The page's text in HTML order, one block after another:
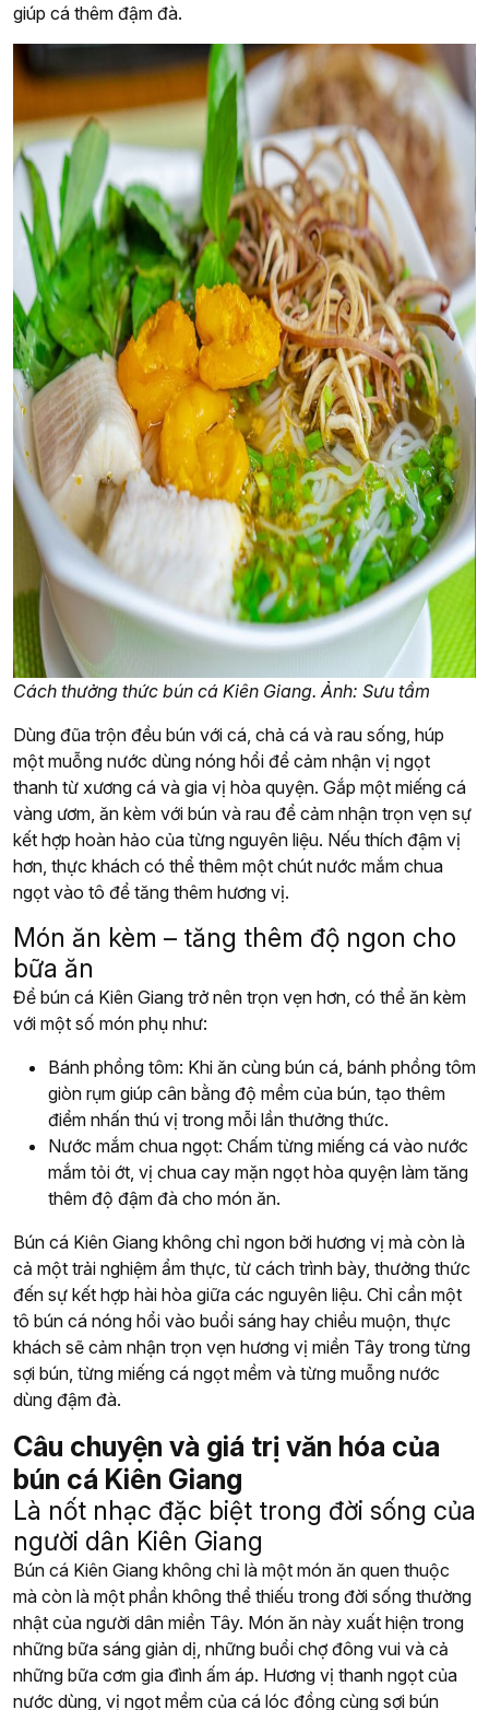
giúp cá thêm đậm đà.
Cách thưởng thức bún cá Kiên Giang. Ảnh: Sưu tầm
Dùng đũa trộn đều bún với cá, chả cá và rau sống, húp
một muỗng nước dùng nóng hổi để cảm nhận vị ngọt
thanh từ xương cá và gia vị hòa quyện. Gắp một miếng cá
vàng ươm, ăn kèm với bún và rau để cảm nhận trọn vẹn sự
kết hợp hoàn hảo của từng nguyên liệu. Nếu thích đậm vị
hơn, thực khách có thể thêm một chút nước mắm chua
ngọt vào tô để tăng thêm hương vị.
Món ăn kèm – tăng thêm độ ngon cho
bữa ăn
Để bún cá Kiên Giang trở nên trọn vẹn hơn, có thể ăn kèm
với một số món phụ như:
Bánh phồng tôm: Khi ăn cùng bún cá, bánh phồng tôm
giòn rụm giúp cân bằng độ mềm của bún, tạo thêm
điểm nhấn thú vị trong mỗi lần thưởng thức.
Nước mắm chua ngọt: Chấm từng miếng cá vào nước
mắm tỏi ớt, vị chua cay mặn ngọt hòa quyện làm tăng
thêm độ đậm đà cho món ăn.
Bún cá Kiên Giang không chỉ ngon bởi hương vị mà còn là
cả một trải nghiệm ẩm thực, từ cách trình bày, thưởng thức
đến sự kết hợp hài hòa giữa các nguyên liệu. Chỉ cần một
tô bún cá nóng hổi vào buổi sáng hay chiều muộn, thực
khách sẽ cảm nhận trọn vẹn hương vị miền Tây trong từng
sợi bún, từng miếng cá ngọt mềm và từng muỗng nước
dùng đậm đà.
Câu chuyện và giá trị văn hóa của
bún cá Kiên Giang
Là nốt nhạc đặc biệt trong đời sống của
người dân Kiên Giang
Bún cá Kiên Giang không chỉ là một món ăn quen thuộc
mà còn là một phần không thể thiếu trong đời sống thường
nhật của người dân miền Tây. Món ăn này xuất hiện trong
những bữa sáng giản dị, những buổi chợ đông vui và cả
những bữa cơm gia đình ấm áp. Hương vị thanh ngọt của
nước dùng, vị ngọt mềm của cá lóc đồng cùng sợi bún